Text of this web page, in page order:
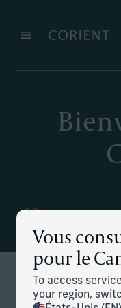
MenuRetour à la page
Vous
pour le
To access
your region,
CE QUE NOUS FAISONS